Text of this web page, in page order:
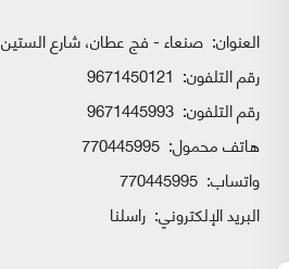
العنوان: صنعاء - فج عطان، شارع الستين
رقم التلفون: 9671450121
رقم التلفون: 9671445993
هاتف محمول: 770445995
واتساب:
البريد الإلكتروني: راسلنا